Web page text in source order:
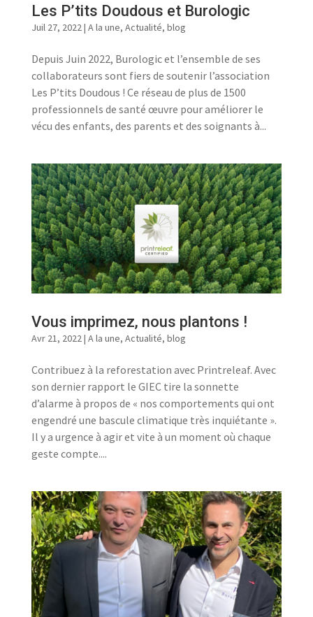
Les P’tits Doudous et Burologic
Juil 27, 2022| A la une, Actualité, blog
Depuis Juin 2022, Burologic et l’ensemble de ses
collaborateurs sont fiers de soutenir l’association
Les P’tits Doudous ! Ce réseau de plus de 1500
professionnels de santé œuvre pour améliorer le
vécu des enfants, des parents et des soignants à...
Vous imprimez, nous plantons !
Avr 21, 2022| A la une, Actualité, blog
Contribuez à la reforestation avec Printreleaf. Avec
son dernier rapport le GIEC tire la sonnette
d’alarme à propos de « nos comportements qui ont
engendré une bascule climatique très inquiétante ».
Il y a urgence à agir et vite à un moment où chaque
geste compte....